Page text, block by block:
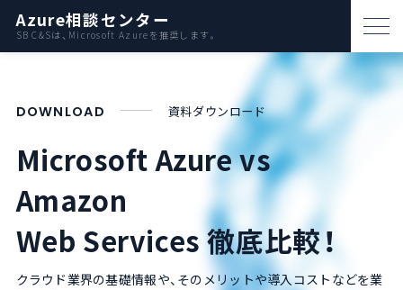
Azure相談センター
SB C&Sは、Microsoft Azureを推奨します。
パートナー支援
資料ダウンロード
お問い合わせ
Azureとは
AWS比較
DOWNLOAD 資料ダウンロード​
Microsoft Azure vs
Amazon
Web Services 徹底比較！
クラウド業界の基礎情報や、そのメリットや導入コストなどを業